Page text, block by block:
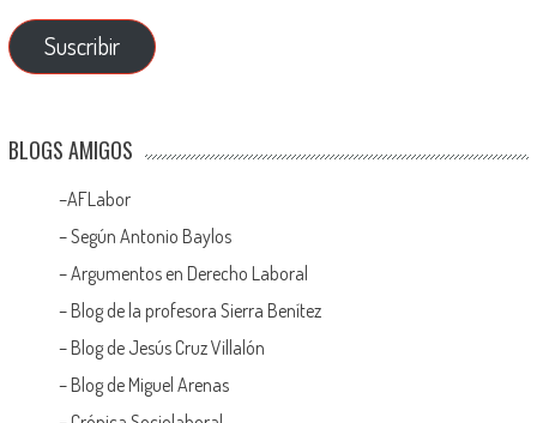
Suscribir
BLOGS AMIGOS
–AFLabor
– Según Antonio Baylos
–Argumentos en Derecho Laboral
– Blog de la profesora Sierra Benítez
– Blog de Jesús Cruz Villalón
– Blog de Miguel Arenas